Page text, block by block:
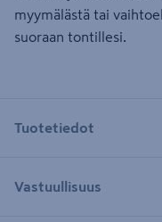
myymälästä tai
suoraan tontillesi.
Tuotetiedot
Vastuullisuus